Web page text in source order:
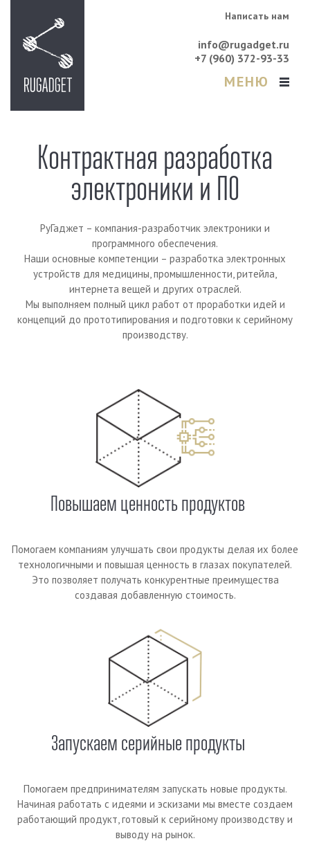
Написать нам
info@rugadget.ru
+7 (960) 372-93-33
МЕНЮ
Контрактная разработка
электроники и ПО
РуГаджет – компания-разработчик электроники и
программного обеспечения.
Наши основные компетенции – разработка электронных
устройств для медицины, промышленности, ритейла,
интернета вещей и других отраслей.
Мы выполняем полный цикл работ от проработки идей и
концепций до прототипирования и подготовки к серийному
производству.
Повышаем ценность продуктов
Помогаем компаниям улучшать свои продукты делая их более
технологичными и повышая ценность в глазах покупателей.
Это позволяет получать конкурентные преимущества
создавая добавленную стоимость.
Запускаем серийные продукты
Помогаем предпринимателям запускать новые продукты.
Начиная работать с идеями и эскизами мы вместе создаем
работающий продукт, готовый к серийному производству и
выводу на рынок.